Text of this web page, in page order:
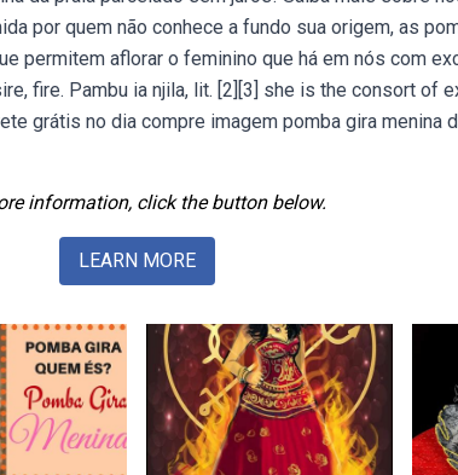
por quem não conhece a fundo sua origem, as
permitem aflorar o feminino que há em nós com
fire. Pambu ia njila, lit. [2][3] she is the consort of
grátis no dia compre imagem pomba gira menina
information, click the button below.
LEARN MORE